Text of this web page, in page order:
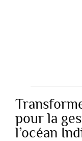
pour la
l’océan